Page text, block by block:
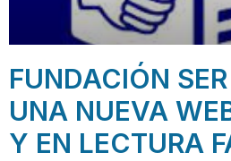
FUNDACIÓN
UNA NUEVA
Y EN LECTURA